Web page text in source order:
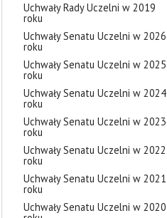
Uchwały Rady Uczelni w 2019
roku
Uchwały Senatu Uczelni w 2026
roku
Uchwały Senatu Uczelni w 2025
roku
Uchwały Senatu Uczelni w 2024
roku
Uchwały Senatu Uczelni w 2023
roku
Uchwały Senatu Uczelni w 2022
roku
Uchwały Senatu Uczelni w 2021
roku
Uchwały Senatu Uczelni w 2020